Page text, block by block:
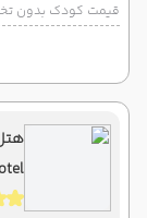
قیمت کودک بدون